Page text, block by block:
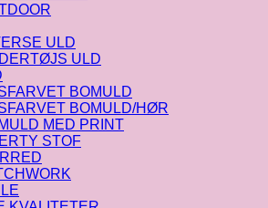
ULD
ULD
BOMULD
BOMULD/HØR
MED PRINT
STOF